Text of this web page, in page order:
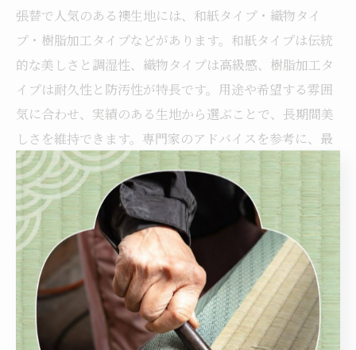
張替で人気のある襖生地には、和紙タイプ・織物タイ
プ・樹脂加工タイプなどがあります。和紙タイプは伝統
的な美しさと調湿性、織物タイプは高級感、樹脂加工タ
イプは耐久性と防汚性が特長です。用途や希望する雰囲
気に合わせ、実績のある生地から選ぶことで、長期間美
しさを維持できます。専門家のアドバイスを参考に、最
適な生地選定を進めましょう。
暮らしに合う襖生地を選ぶための
秘訣
張替で家族構成に合った襖生地を選ぶコツ